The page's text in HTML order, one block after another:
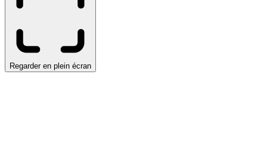
Regarder en plein écran